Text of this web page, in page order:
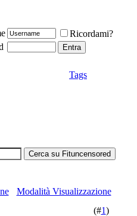
Ricordami?
Tags
Modalità Visualizzazione
(#1)